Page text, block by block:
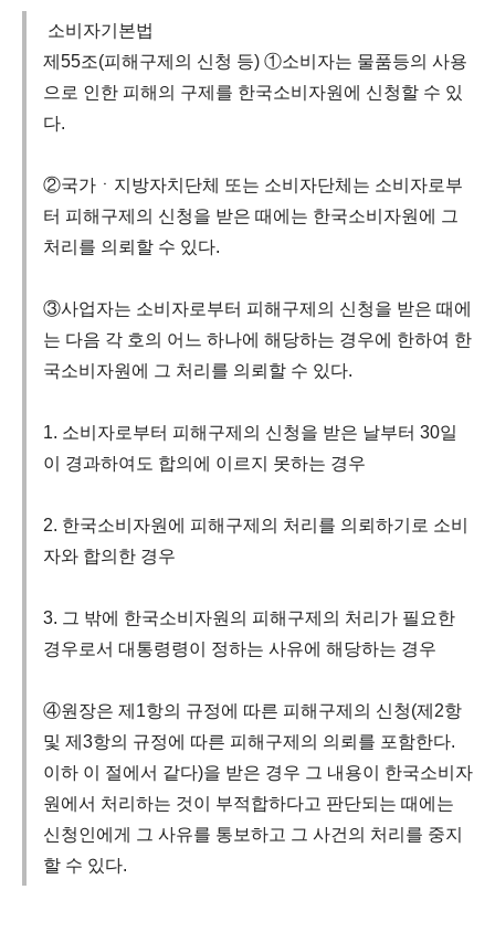
소비자기본법
제55조(피해구제의 신청 등) ①소비자는 물품등의 사용
으로 인한 피해의 구제를 한국소비자원에 신청할 수 있
다.
②국가ㆍ지방자치단체 또는 소비자단체는 소비자로부
터 피해구제의 신청을 받은 때에는 한국소비자원에 그
처리를 의뢰할 수 있다.
③사업자는 소비자로부터 피해구제의 신청을 받은 때에
는 다음 각 호의 어느 하나에 해당하는 경우에 한하여 한
국소비자원에 그 처리를 의뢰할 수 있다.
1. 소비자로부터 피해구제의 신청을 받은 날부터 30일
이 경과하여도 합의에 이르지 못하는 경우
2. 한국소비자원에 피해구제의 처리를 의뢰하기로 소비
자와 합의한 경우
3. 그 밖에 한국소비자원의 피해구제의 처리가 필요한
경우로서 대통령령이 정하는 사유에 해당하는 경우
④원장은 제1항의 규정에 따른 피해구제의 신청(제2항
및 제3항의 규정에 따른 피해구제의 의뢰를 포함한다.
이하 이 절에서 같다)을 받은 경우 그 내용이 한국소비자
원에서 처리하는 것이 부적합하다고 판단되는 때에는
신청인에게 그 사유를 통보하고 그 사건의 처리를 중지
할 수 있다.